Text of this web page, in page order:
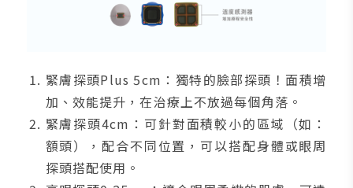
緊膚探頭Plus 5cm：獨特的臉部探頭！面積增
加、效能提升，在治療上不放過每個角落。
緊膚探頭4cm：可針對面積較小的區域（如：
額頭），配合不同位置，可以搭配身體或眼周
探頭搭配使用。